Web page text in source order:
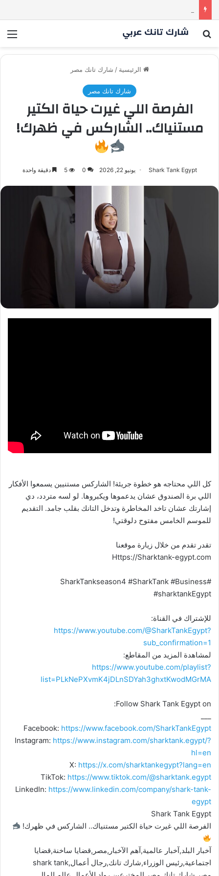
بحث عن
الرئيسية / شارك تانك مصر
شارك تانك مصر
الفرصة اللي غيرت حياة الكتير
مستنياك.. الشاركس في ظهرك!
Shark Tank Egypt يونيو 22, 2026 0
5 دقيقة واحدة
كل اللي محتاجه هو خطوة جريئة! الشاركس مستنيين يسمعوا الأفكار
اللي برة الصندوق عشان يدعموها ويكبروها. لو لسه متردد، دي
إشارتك عشان تاخد المخاطرة وتدخل التانك بقلب جامد. التقديم
للموسم الخامس مفتوح دلوقتي!
تقدر تقدم من خلال زيارة موقعنا
Https://Sharktank-egypt.com
#SharkTankseason4 #SharkTank #Business
#sharktankEgypt
للإشتراك في القناة:
https://www.youtube.com/@SharkTankEgypt?
sub_confirmation=1
لمشاهدة المزيد من المقاطع:
https://www.youtube.com/playlist?
list=PLkNePXvmK4jDLnSDYah3ghxtKwodMGrMA
Follow Shark Tank Egypt on:
Facebook: https://www.facebook.com/SharkTankEgypt
Instagram: https://www.instagram.com/sharktank.egypt/?
hl=en
X: https://x.com/sharktankegypt?lang=en
TikTok: https://www.tiktok.com/@sharktank.egypt
LinkedIn: https://www.linkedin.com/company/shark-tank-
egypt
Shark Tank Egypt
الفرصة اللي غيرت حياة الكتير مستنياك.. الشاركس في ظهرك!
آخبار البلد,آخبار عالمية,آهم الآخبار,مصر,قضايا ساخنة,قضايا
اجتماعية,رئيس الوزراء,شارك تانك,رجال أعمال,shark tank